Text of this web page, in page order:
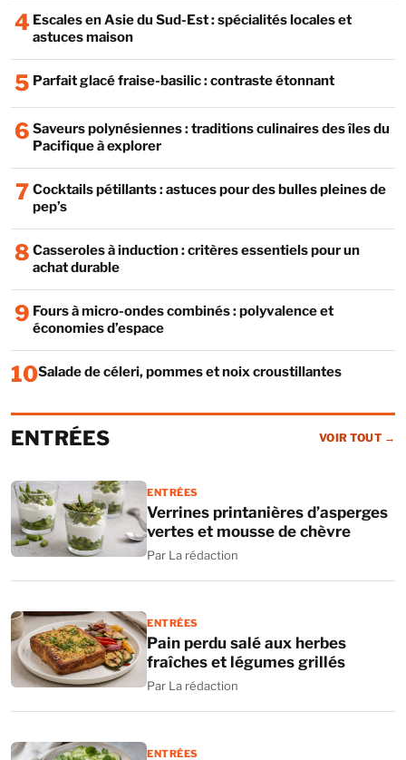
4 Escales en Asie du Sud-Est : spécialités locales et
astuces maison
5 Parfait glacé fraise-basilic : contraste étonnant
6 Saveurs polynésiennes : traditions culinaires des îles du
Pacifique à explorer
7 Cocktails pétillants : astuces pour des bulles pleines de
pep’s
8 Casseroles à induction : critères essentiels pour un
achat durable
9 Fours à micro-ondes combinés : polyvalence et
économies d’espace
10Salade de céleri, pommes et noix croustillantes
ENTRÉES VOIR TOUT →
ENTRÉES
Verrines printanières d’asperges
vertes et mousse de chèvre
Par La rédaction
ENTRÉES
Pain perdu salé aux herbes
fraîches et légumes grillés
Par La rédaction
ENTRÉES